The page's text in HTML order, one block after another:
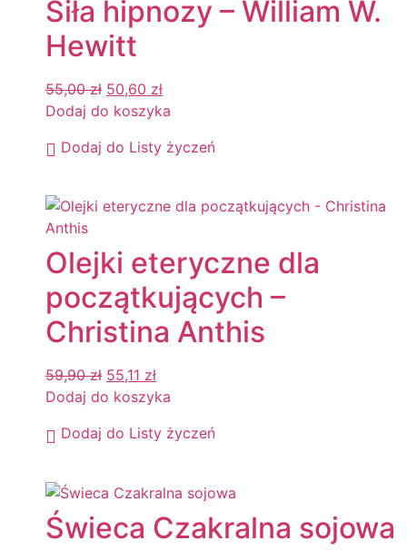
Siła hipnozy – William W.
Hewitt
55,00zł 50,60 zł
Dodaj do koszyka
Dodaj do Listy życzeń
Olejki eteryczne dla
początkujących –
Christina Anthis
59,90zł 55,11 zł
Dodaj do koszyka
Dodaj do Listy życzeń
Świeca Czakralna sojowa